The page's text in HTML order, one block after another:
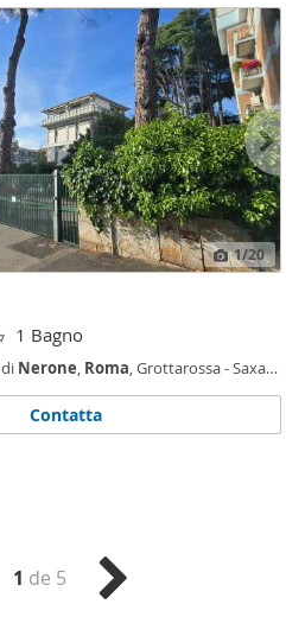
1/20
1 Bagno
di Nerone, Roma, Grottarossa - Saxa
Contatta
1 de 5